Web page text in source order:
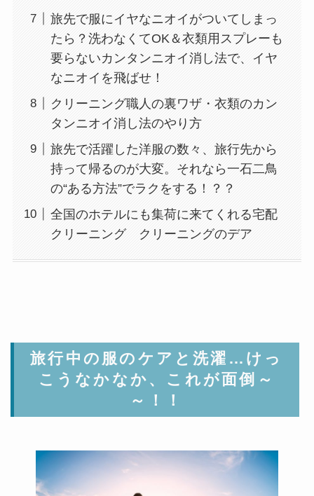
旅先で服にイヤなニオイがついてしまっ
たら？洗わなくてOK＆衣類用スプレーも
要らないカンタンニオイ消し法で、イヤ
なニオイを飛ばせ！
クリーニング職人の裏ワザ・衣類のカン
タンニオイ消し法のやり方
旅先で活躍した洋服の数々、旅行先から
持って帰るのが大変。それなら一石二鳥
の“ある方法”でラクをする！？？
全国のホテルにも集荷に来てくれる宅配
クリーニング クリーニングのデア
旅行中の服のケアと洗濯…けっ
こうなかなか、これが面倒～
～！！